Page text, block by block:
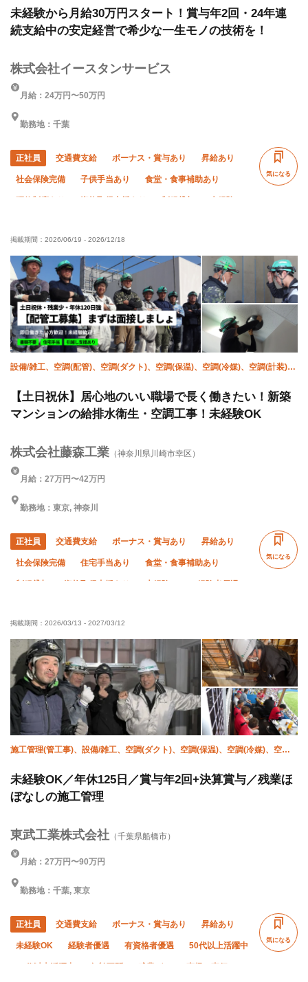
未経験から月給30万円スタート！賞与年2回・24年連
続支給中の安定経営で希少な一生モノの技術を！
株式会社イースタンサービス
月給：24万円〜50万円
勤務地：千葉
正社員 交通費支給 ボーナス・賞与あり 昇給あり
社会保険完備 子供手当あり 食堂・食事補助あり
残業月20時間以下 直帰・直行OK
車・バイク通勤OK 転勤なし 年末年始休暇 夏季休暇
完全週休二日制
気になる
掲載期間： 2026/06/19 - 2026/12/18
設備/雑工、空調(配管)、空調(ダクト)、空調(保温)、空調(冷媒)、空調(計装)、
【土日祝休】居心地のいい職場で長く働きたい！新築
マンションの給排水衛生・空調工事！未経験OK
株式会社藤森工業 （神奈川県川崎市幸区）
月給：27万円〜42万円
勤務地：東京, 神奈川
正社員 交通費支給 ボーナス・賞与あり 昇給あり
社会保険完備 住宅手当あり 食堂・食事補助あり
制服貸与 資格取得支援あり 未経験OK 経験者優遇
60代以上活躍中 残業月20時間以下
土日休み 完全週休二日制 夏季休暇 年末年始休暇
車・バイク通勤OK 転勤なし
気になる
掲載期間： 2026/03/13 - 2027/03/12
施工管理(管工事)、設備/雑工、空調(ダクト)、空調(保温)、空調(冷媒)、空調
未経験OK／年休125日／賞与年2回+決算賞与／残業ほ
ぼなしの施工管理
東武工業株式会社 （千葉県船橋市）
月給：27万円〜90万円
勤務地：千葉, 東京
正社員 交通費支給 ボーナス・賞与あり 昇給あり
未経験OK 経験者優遇 有資格者優遇 50代以上活躍中
気になる